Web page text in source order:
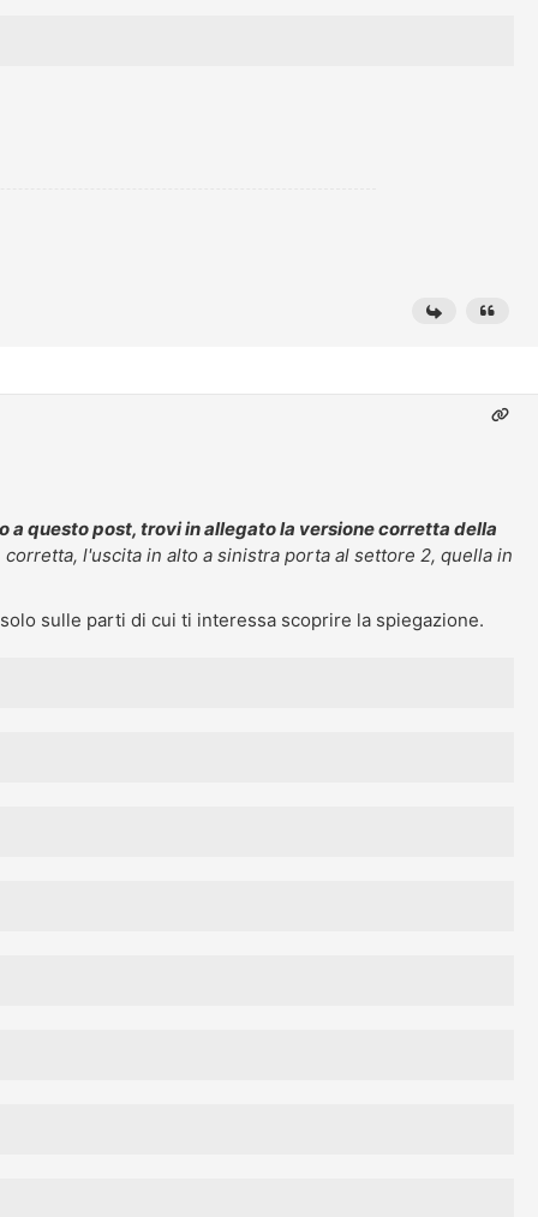
a questo post, trovi in allegato la versione corretta della
l'uscita in alto a sinistra porta al settore 2, quella in
sulle parti di cui ti interessa scoprire la spiegazione.